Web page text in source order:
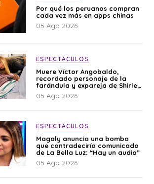
Por qué los peruanos compran
cada vez más en apps chinas
05 Ago 2026
ESPECTÁCULOS
Muere Víctor Angobaldo,
recordado personaje de la
farándula y expareja de Shirley
Cherres
05 Ago 2026
ESPECTÁCULOS
Magaly anuncia una bomba
que contradeciría comunicado
de La Bella Luz: “Hay un audio”
05 Ago 2026